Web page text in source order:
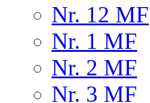
Nr. 12 MF
Nr. 1 MF
Nr. 2 MF
Nr. 3 MF